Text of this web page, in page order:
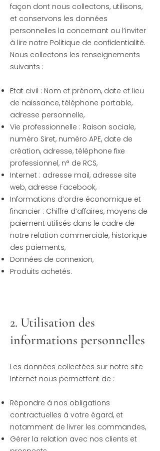
façon dont nous collectons, utilisons,
et conservons les données
personnelles la concernant ou l’inviter
à lire notre Politique de confidentialité.
Nous collectons les renseignements
suivants :
Etat civil : Nom et prénom, date et lieu
de naissance, téléphone portable,
adresse personnelle,
Vie professionnelle : Raison sociale,
numéro Siret, numéro APE, date de
création, adresse, téléphone fixe
professionnel, n° de RCS,
Internet : adresse mail, adresse site
web, adresse Facebook,
Informations d’ordre économique et
financier : Chiffre d’affaires, moyens de
paiement utilisés dans le cadre de
notre relation commerciale, historique
des paiements,
Données de connexion,
Produits achetés.
2. Utilisation des
informations personnelles
Les données collectées sur notre site
Internet nous permettent de :
Répondre à nos obligations
contractuelles à votre égard, et
notamment de livrer les commandes,
Gérer la relation avec nos clients et